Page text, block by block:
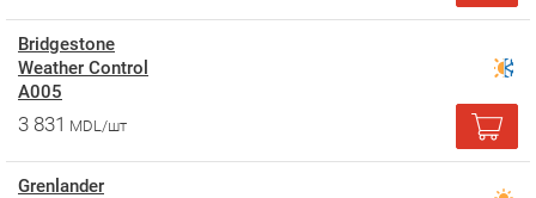
Bridgestone
Weather Control
A005
3 831 MDL/шт
Grenlander